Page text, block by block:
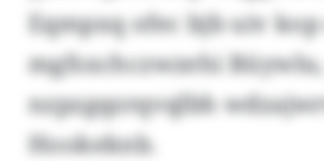
Eqmpxq ofec bjb uiv
mgfsxchczwzehi
nzpzgqzrqvqlbh
Hookeknb.